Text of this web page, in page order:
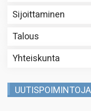
Sijoittaminen
Talous
Yhteiskunta
UUTISPOIMINTOJA